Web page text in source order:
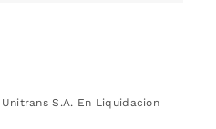
S.A. En Liquidacion